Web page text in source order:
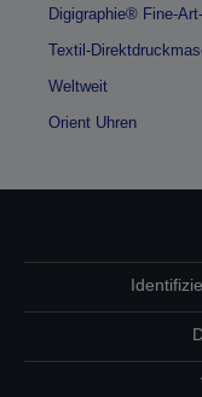
Digigraphie® Fine-
Textil-
Weltweit
Orient Uhren